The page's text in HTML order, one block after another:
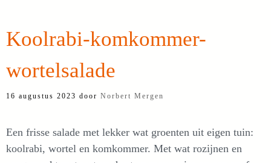
Koolrabi-komkommer-
wortelsalade
16 augustus 2023 door Norbert Mergen
Een frisse salade met lekker wat groenten uit eigen tuin:
koolrabi, wortel en komkommer. Met wat rozijnen en